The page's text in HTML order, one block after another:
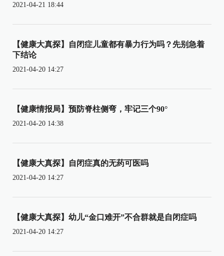
2021-04-21 18:44
【健康大真探】自闭症儿童都有暴力行为吗？先别急着
下结论
2021-04-20 14:27
【健康情报局】预防脊柱侧弯，牢记三个90°
2021-04-20 14:38
【健康大真探】自闭症真的无药可医吗
2021-04-20 14:27
【健康大真探】幼儿“金口难开”不合群就是自闭症吗
2021-04-20 14:27